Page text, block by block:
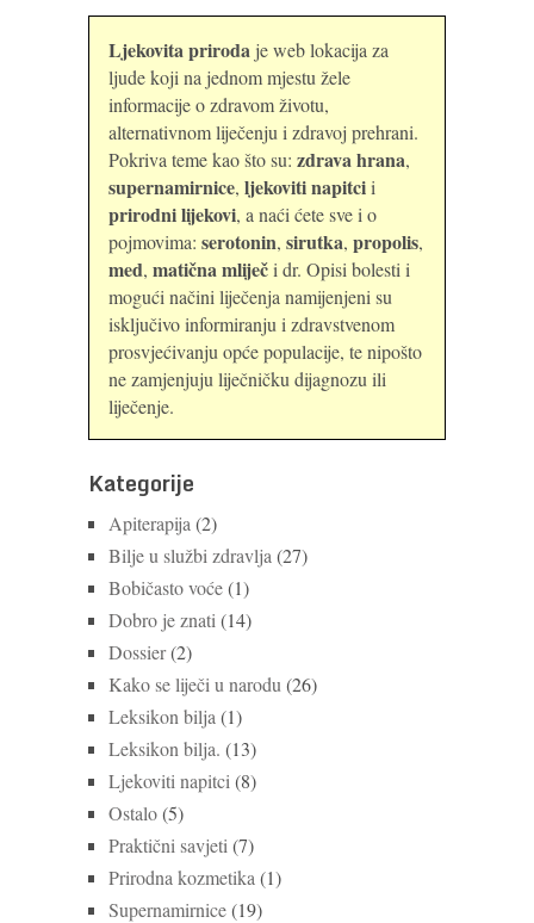
Ljekovita priroda je web lokacija za
ljude koji na jednom mjestu žele
informacije o zdravom životu,
alternativnom liječenju i zdravoj prehrani.
Pokriva teme kao što su: zdrava hrana,
supernamirnice, ljekoviti napitcii
prirodni lijekovi, a naći ćete sve i o
pojmovima: serotonin, sirutka, propolis,
med, matična mliječi dr. Opisi bolesti i
mogući načini liječenja namijenjeni su
isključivo informiranju i zdravstvenom
prosvjećivanju opće populacije, te nipošto
ne zamjenjuju liječničku dijagnozu ili
liječenje.
Kategorije
Apiterapija (2)
Bilje u službi zdravlja (27)
Bobičasto voće(1)
Dobro je znati (14)
Dossier(2)
Kako se liječi u narodu (26)
Leksikon bilja (1)
Leksikon bilja. (13)
Ljekoviti napitci (8)
Ostalo(5)
Praktični savjeti (7)
Prirodna kozmetika (1)
Supernamirnice(19)